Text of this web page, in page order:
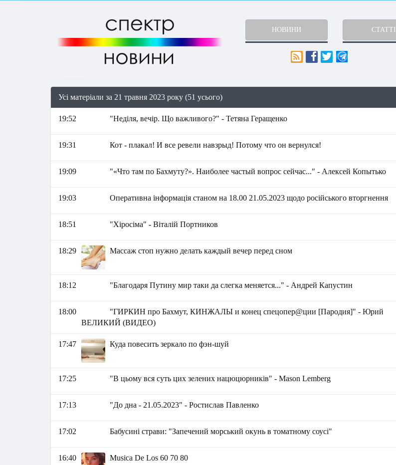
НОВИНИ СТАТТІ
Усі матеріали за 21 травня 2023 року (51 усього)
19:52 "Неділя, вечір. Що важливого?" - Тетяна Геращенко
19:31 Кот - плакал! И все ревели навзрыд! Потому что он вернулся!
19:09 "«Что там по Бахмуту?». Наиболее частый вопрос сейчас..." - Алексей Копытько
19:03 Оперативна інформація станом на 18.00 21.05.2023 щодо російського вторгнення
18:51 "Хіросіма" - Віталій Портников
18:29 Массаж стоп нужно делать каждый вечер перед сном
18:12 "Благодаря Путину мир таки да слегка меняется..." - Андрей Капустин
18:00
"ГИРКИН про Бахмут, КИНЖАЛЫ и конец cпeцoпер@ции [Пародия]" - Юрий
ВЕЛИКИЙ (ВИДЕО)
17:47 Куда повесить зеркало по фэн-шуй
17:25 "В цьому вся суть цих зелених нацюцюрників" - Mason Lemberg
17:13 "До дна - 21.05.2023" - Ростислав Павленко
17:02 Бабусині страви: "Запечений морський окунь в томатному соусі"
16:40 Musica De Los 60 70 80